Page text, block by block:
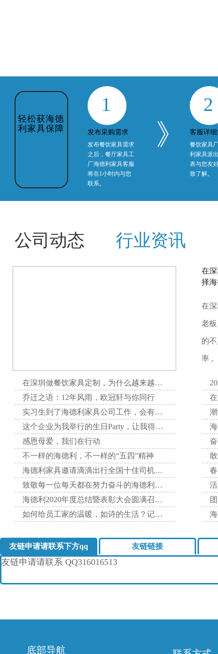
轻松获海德
利家具保障
1
发布采购需求
发布餐饮家具需求
之后，餐厅家具工
厂海德利家具客服
将在1小时内与您
联系。
》
2
客服详
餐饮家具
利家具派
表与您友
致了解。
公司动态 行业资讯
在
择
在
老
的
率
在深圳做餐饮家具定制，为什么越来越多项目方选择海德利家具
乔迁之语：12年风雨，欧冠轩与你同行
实习生到了海德利家具公司工作，会有哪些收获呢？
这个企业为我举行的生日Party，让我得到了无与伦比的快乐。
感恩母爱，我们在行动
不一样的海德利，不一样的“五四”精神
海德利家具邀请滴滴出行全国十佳司机分享自己的英勇事迹，激
致敬每一位每天都在努力奋斗的海德利家人！
海德利2020年度总结暨表彰大会圆满召开！
如何给员工家的温暖，如诗的生活？记海德利家具有限公司202
友链申请请联系下方qq 友链链接
友链申请请联系 QQ316016513
底部导航